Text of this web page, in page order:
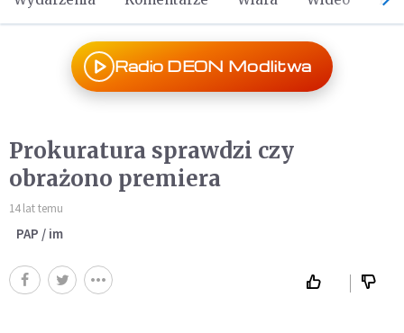
Radio DEON Modlitwa
Prokuratura sprawdzi czy
obrażono premiera
14 lat temu
PAP / im